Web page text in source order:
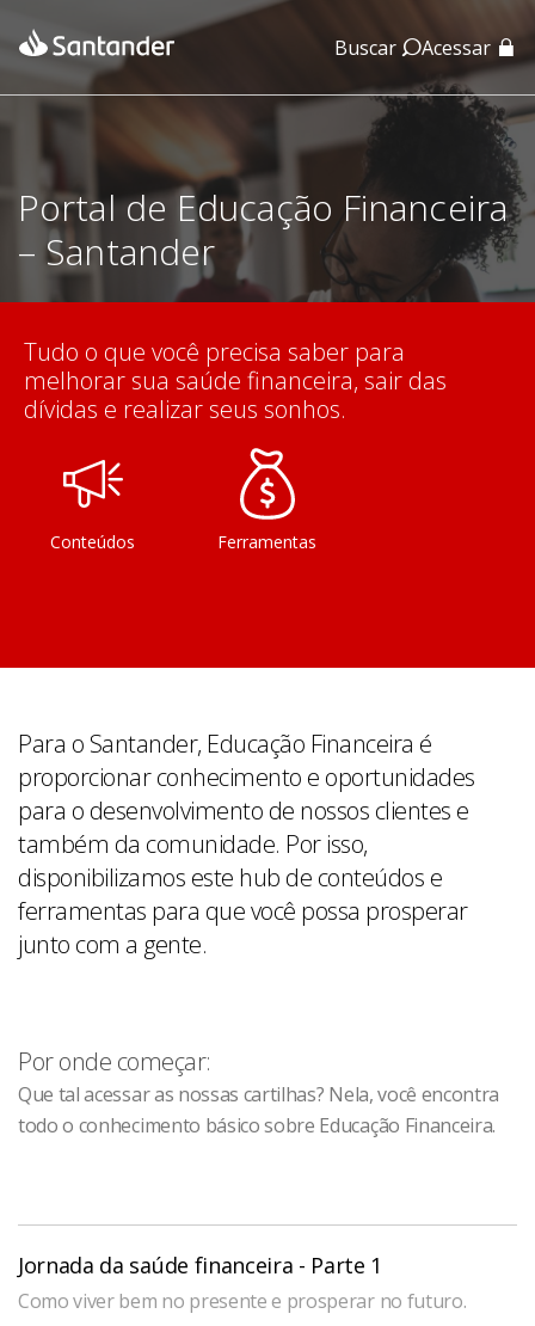
App Santander
App Santander Empresas
Buscar Acessar
Portal de Educação Financeira
– Santander
Tudo o que você precisa saber para
melhorar sua saúde financeira, sair das
dívidas e realizar seus sonhos.
Conteúdos Ferramentas
Para o Santander, Educação Financeira é
proporcionar conhecimento e oportunidades
para o desenvolvimento de nossos clientes e
também da comunidade. Por isso,
disponibilizamos este hub de conteúdos e
ferramentas para que você possa prosperar
junto com a gente.
Por onde começar:
Que tal acessar as nossas cartilhas? Nela, você encontra
todo o conhecimento básico sobre Educação Financeira.
Jornada da saúde financeira - Parte 1
Como viver bem no presente e prosperar no futuro.